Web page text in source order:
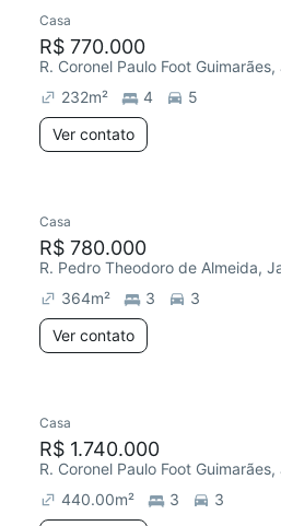
Casa
R$ 770.000
232m² 4
5
Ver contato
Chegou este mês
Casa
R$ 780.000
364m² 3
3
Ver contato
Casa
R$ 1.740.000
440.00m² 3
3